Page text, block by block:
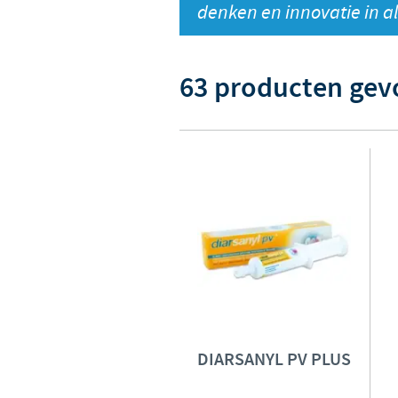
denken en innovatie in
63 producten
DIARSANYL PV PLUS